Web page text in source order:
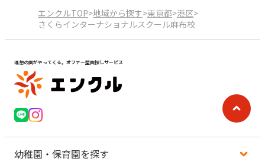
エンクルTOP>地域から探す>東京都>港区>
さくらインターナショナルスクール麻布校
理想の園がやってくる。オファー型園探しサービス
幼稚園・保育園を探す